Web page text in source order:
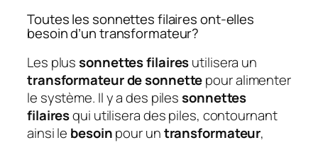
Toutes les sonnettes filaires ont-elles
besoin d’un transformateur?
Les plussonnettes filairesutilisera un
transformateur de sonnettepour alimenter
le système. Il y a des pilessonnettes
filairesqui utilisera des piles, contournant
ainsi le besoinpour untransformateur,